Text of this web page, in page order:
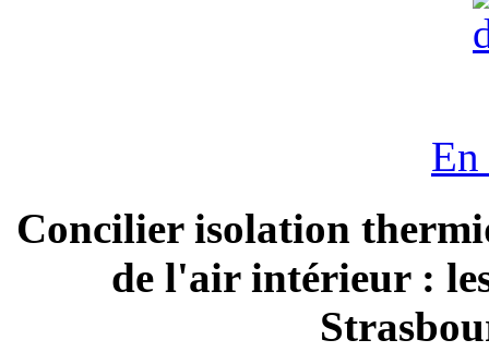
Concilier isolation
de l'air intérieur :